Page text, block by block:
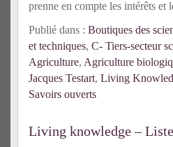
prenne en compte les intérêts et
Publié dans : Boutiques des
et techniques, C- Tiers-secteur
Agriculture, Agriculture
Jacques Testart, Living
Savoirs ouverts
Living knowledge –